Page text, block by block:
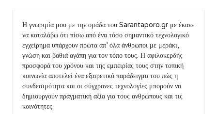
Το Sarantaporo.gr είναι από τις πλέον πετυχημένες
πρωτοβουλίες σε πανευρωπαϊκό επίπεδο. Η ομάδα του
Sarantaporo.gr δεν κατάφερε μόνο να εξασφαλίσει
πρόσβαση στο Διαδίκτυο σε απομακρυσμένα ορεινά χωριά
για τα οποία δεν υπήρχαν διαθέσιμες εναλλακτικές, αλλά
κυρίως βοήθησε καθοριστικά τις τοπικές κοινωνίες να
εξοικειωθούν με τις σύγχρονες Τεχνολογίες Πληροφορικής
και Επικοινωνιών ώστε να τις υιοθετήσουν και σε άλλες
καθημερινές δραστηριότητες τους. Τα αποτελέσματα είναι